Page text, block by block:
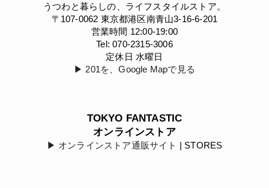
うつわと暮らしの、ライフスタイルストア。
〒107-0062 東京都港区南青山3-16-6-201
営業時間 12:00-19:00
Tel: 070-2315-3006
定休日 水曜日
▶︎ 201を、Google Mapで見る
TOKYO FANTASTIC
オンラインストア
▶︎ オンラインストア通販サイト | STORES